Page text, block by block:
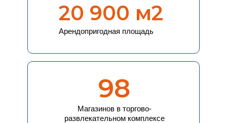
20 900 м2
98
Арендопригодная площадь
Магазинов в торгово-
развлекательном комплексе